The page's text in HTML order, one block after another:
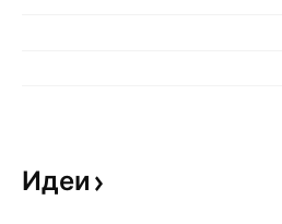
Идеи